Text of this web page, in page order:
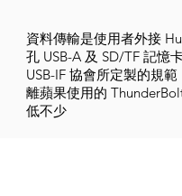
資料傳輸是使用者外接
孔 USB-A 及 SD/TF 記憶
USB-IF 協會所定製的規
離蘋果使用的
低不少